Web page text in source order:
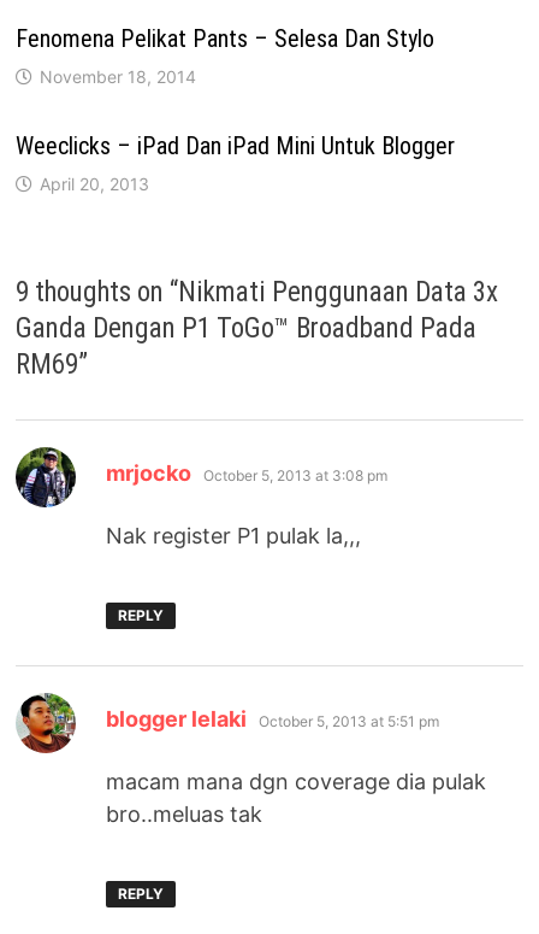
Fenomena Pelikat Pants – Selesa Dan Stylo
November 18, 2014
Weeclicks – iPad Dan iPad Mini Untuk Blogger
April 20, 2013
9 thoughts on “Nikmati Penggunaan Data 3x
Ganda Dengan P1 ToGo™ Broadband Pada
RM69”
mrjocko says:
October 5, 2013 at 3:08 pm
Nak register P1 pulak la,,,
REPLY
blogger lelaki says:
October 5, 2013 at 5:51 pm
macam mana dgn coverage dia pulak
bro..meluas tak
REPLY